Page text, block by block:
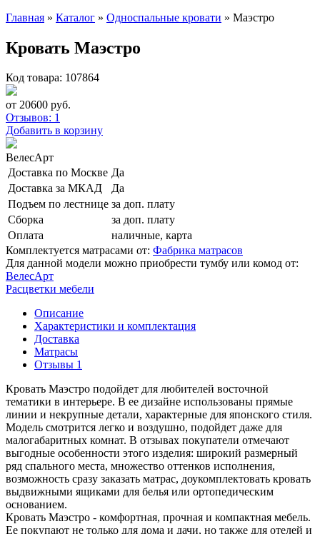
Главная » Каталог » Односпальные кровати » Маэстро
Кровать Маэстро
Код товара: 107864
от 20600 руб.
Отзывов: 1
Добавить в корзину
ВелесАрт
Доставка по Москве Да
Доставка за МКАД
Да
Подъем по лестнице за доп. плату
Сборка
за доп. плату
Оплата
наличные, карта
Комплектуется матрасами от: Фабрика матрасов
Для данной модели можно приобрести тумбу или комод от:
ВелесАрт
Расцветки мебели
Описание
Характеристики и комплектация
Доставка
Матрасы
Отзывы 1
Кровать Маэстро подойдет для любителей восточной
тематики в интерьере. В ее дизайне использованы прямые
линии и некрупные детали, характерные для японского стиля.
Модель смотрится легко и воздушно, подойдет даже для
малогабаритных комнат. В отзывах покупатели отмечают
выгодные особенности этого изделия: широкий размерный
ряд спального места, множество оттенков исполнения,
возможность сразу заказать матрас, доукомплектовать кровать
выдвижными ящиками для белья или ортопедическим
основанием.
Кровать Маэстро - комфортная, прочная и компактная мебель.
Ее покупают не только для дома и дачи, но также для отелей и